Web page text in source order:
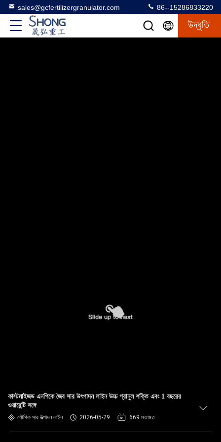
sales@gcfertilizergranulator.com 86--15286833220
উদ্ধৃতি
কাস্টমাইজড এনপিকে জৈব সার উৎপাদন লাইন উচ্চ গ্রানুল শক্তি এবং 1 বছরের
ওয়ারেন্টি সঙ্গে
যৌগিক সার উত্পাদন লাইন 2026-05-29 669 মতামত